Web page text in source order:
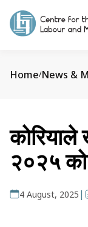
Home/News &
२०२५ को
4 August, 2025 |